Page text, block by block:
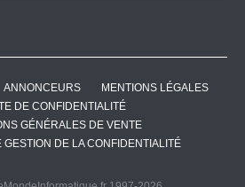
ANNONCEURS
MENTIONS LÉGALES
DE CONFIDENTIALITÉ
GÉNÉRALES DE VENTE
GESTION DE LA CONFIDENTIALITÉ